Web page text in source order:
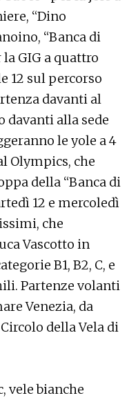
“Dino
“Banca di
GIG a quattro
12 sul percorso
davanti al
davanti alla sede
le yole a 4
Olympics, che
della “Banca di
12 e mercoledì
che
Vascotto in
B1, B2, C, e
Partenze volanti
Venezia, da
della Vela di
vele bianche